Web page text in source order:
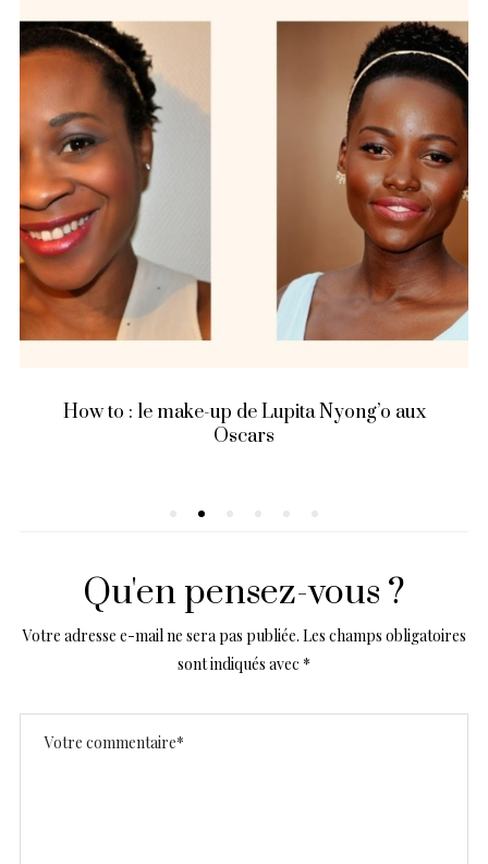
How to : le make-up de Lupita Nyong’o aux
Oscars
Qu'en pensez-vous ?
Votre adresse e-mail ne sera pas publiée. Les champs obligatoires
sont indiqués avec *